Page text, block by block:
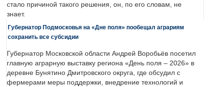
стало причиной такого решения, он, по его словам, не
знает.
Губернатор Подмосковья на «Дне поля» пообещал аграриям
сохранить все субсидии
Губернатор Московской области Андрей Воробьёв посетил
главную аграрную выставку региона «День поля – 2026» в
деревне Бунятино Дмитровского округа, где обсудил с
фермерами меры поддержки, внедрение технологий и